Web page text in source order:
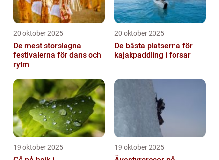
20 oktober 2025
De mest storslagna
festivalerna för dans och
rytm
20 oktober 2025
De bästa platserna för
kajakpaddling i forsar
19 oktober 2025 19 oktober 2025